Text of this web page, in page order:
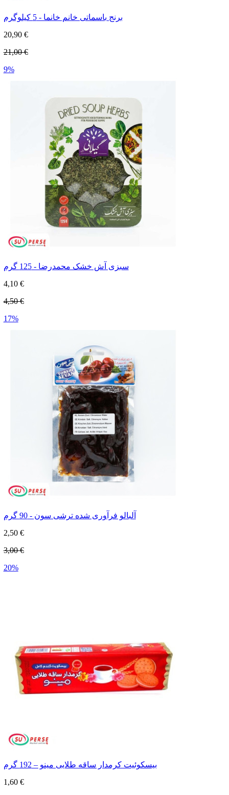
برنج باسماتی خانم خانما - 5 کیلوگرم
20,90 €
21,00 €
9%
سبزی آش خشک محمدرضا - 125 گرم
4,10 €
4,50 €
17%
آلبالو فرآوری شده ترشی سون - 90 گرم
2,50 €
3,00 €
20%
بیسکوئیت کرمدار ساقه طلایی مینو – 192 گرم
1,60 €